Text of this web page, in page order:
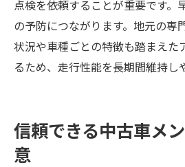
点検を依頼することが重要です。
の予防につながります。地元の専
状況や車種ごとの特徴も踏まえた
るため、走行性能を長期間維持し
信頼できる中古車メ
意